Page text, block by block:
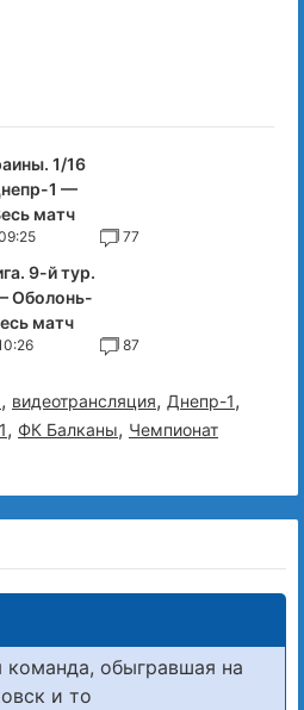
1/16
1 —
матч
77
9-й тур.
Оболонь-
матч
87
, видеотрансляция, Днепр-1,
, ФК Балканы, Чемпионат
обыгравшая на
и то